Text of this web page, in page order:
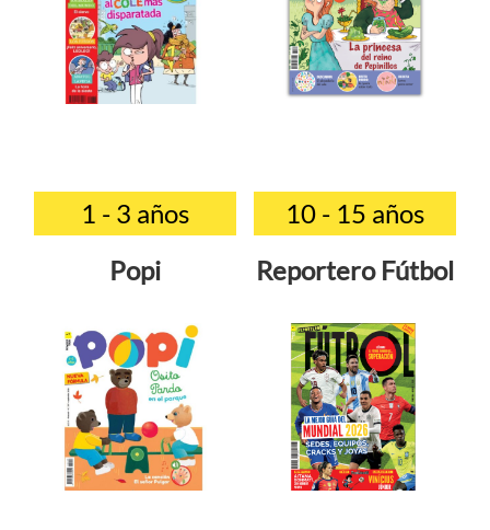
1 - 3 años
Popi
10 - 15 años
Reportero Fútbol